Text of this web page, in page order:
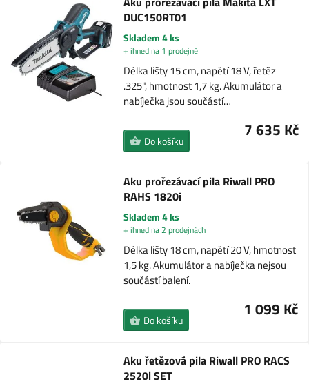
DUC150RT01
Skladem 4 ks
+ ihned na 1 prodejně
Délka lišty 15 cm, napětí 18 V, řetěz
.325", hmotnost 1,7 kg. Akumulátor a
nabíječka jsou součástí…
7 635 Kč
Do košíku
Aku prořezávací pila Riwall PRO
RAHS 1820i
Skladem 4 ks
+ ihned na 2 prodejnách
Délka lišty 18 cm, napětí 20 V, hmotnost
1,5 kg. Akumulátor a nabíječka nejsou
součástí balení.
1 099 Kč
Do košíku
Aku řetězová pila Riwall PRO RACS
2520i SET